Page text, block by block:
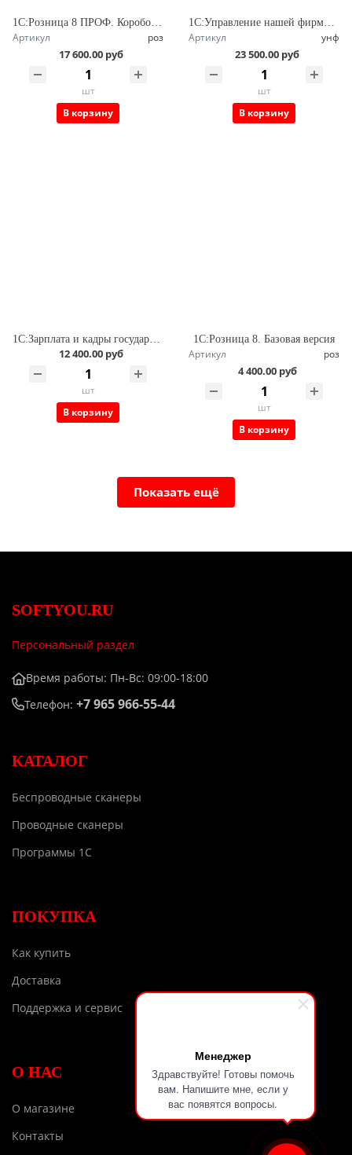
Менеджер
Здравствуйте! Готовы помочь
вам. Напишите мне, если у
вас появятся вопросы.
1С:Розница 8 ПРОФ. Коробочная поставка
Артикул роз
17 600.00 руб
шт
В корзину
1С:Управление нашей фирмой 8 ПРОФ. Коробочная поставка
Артикул унф
23 500.00 руб
шт
В корзину
1С:Зарплата и кадры государственного учреждения 8. Базовая версия
12 400.00 руб
шт
В корзину
1С:Розница 8. Базовая версия
Артикул роз
4 400.00 руб
шт
В корзину
Показать ещё
SOFTYOU.RU
Персональный раздел
Время работы: Пн-Вс: 09:00-18:00
Телефон: +7 965 966-55-44
КАТАЛОГ
Беспроводные сканеры
Проводные сканеры
Программы 1С
ПОКУПКА
Как купить
Доставка
Поддержка и сервис
О НАС
О магазине
Контакты